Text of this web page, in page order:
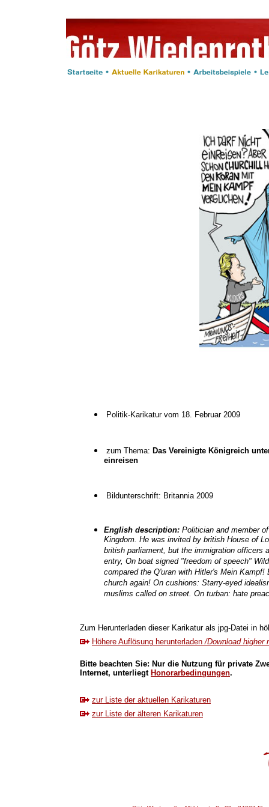
Politik-Karikatur vom 18. Februar 2009
zum Thema: Das Vereinigte Königreich
einreisen
Bildunterschrift: Britannia 2009
English description: Politician and member
Kingdom. He was invited by british House of
british parliament, but the immigration officers
entry, On boat signed "freedom of speech"
compared the Q'uran with Hitler's Mein
church again! On cushions: Starry-eyed
muslims called on street. On turban: hate
Zum Herunterladen dieser Karikatur als jpg-Datei in
Höhere Auflösung herunterladen/Download higher
Bitte beachten Sie: Nur die Nutzung für private
Internet, unterliegt Honorarbedingungen.
zur Liste der aktuellen Karikaturen
zur Liste der älteren Karikaturen